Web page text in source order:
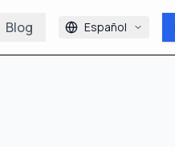
Blog Español